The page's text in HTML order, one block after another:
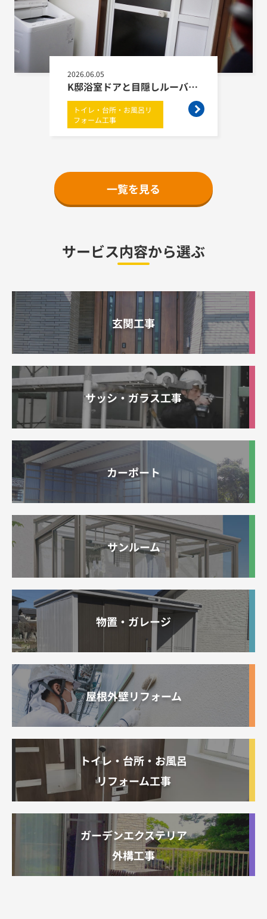
2026.06.05
K邸浴室ドアと目隠しルーバー設置
トイレ・台所・お風呂リ
フォーム工事
一覧を見る
サービス内容から選ぶ
玄関工事
サッシ・ガラス工事
カーポート
サンルーム
物置・ガレージ
屋根外壁リフォーム
トイレ・台所・お風呂
リフォーム工事
ガーデンエクステリア
外構工事